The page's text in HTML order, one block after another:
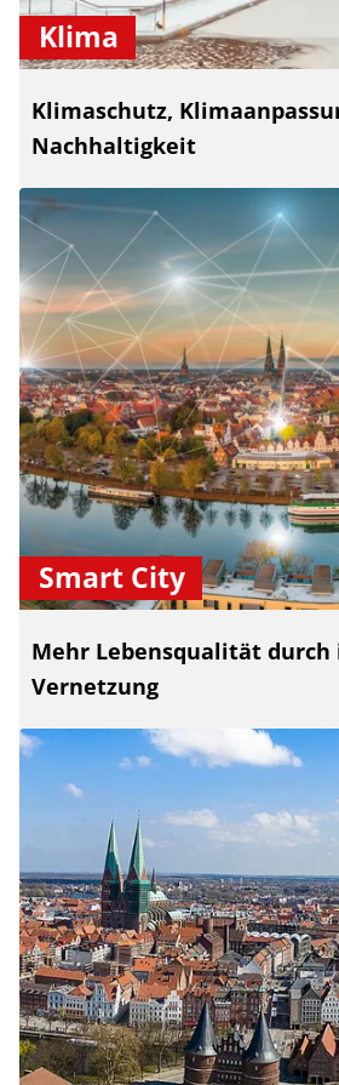
Klima
Klimaschutz,
Nachhaltigkeit
Smart City
Mehr Lebensqualität
Vernetzung